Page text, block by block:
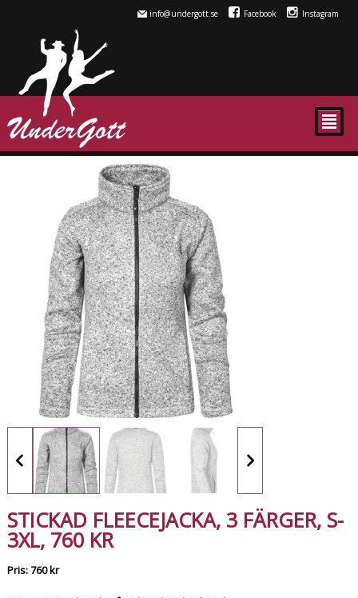
info@undergott.se Facebook Instagram
²
STICKAD FLEECEJACKA, 3 FÄRGER, S-
3XL, 760 KR
Pris: 760 kr